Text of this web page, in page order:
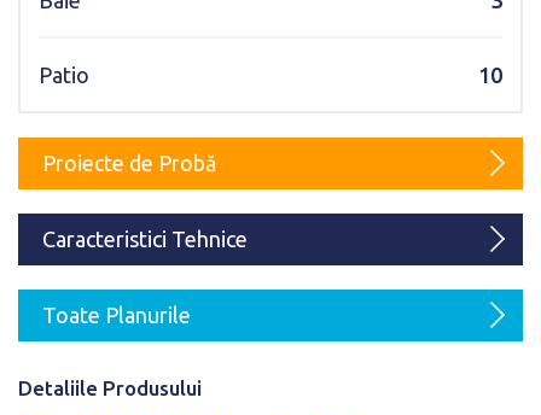
Karmod Magyarország
Karmod Norge
Karmod Schweiz
Patio 10
Proiecte de Probă
Caracteristici Tehnice
Toate Planurile
Detaliile Produsului